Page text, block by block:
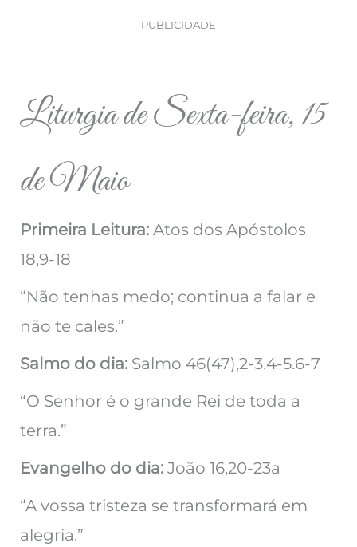
PUBLICIDADE
Liturgia de Sexta-feira, 15
de Maio
Primeira Leitura: Atos dos Apóstolos
18,9-18
“Não tenhas medo; continua a falar e
não te cales.”
Salmo do dia: Salmo 46(47),2-3.4-5.6-7
“O Senhor é o grande Rei de toda a
terra.”
Evangelho do dia: João 16,20-23a
“A vossa tristeza se transformará em
alegria.”